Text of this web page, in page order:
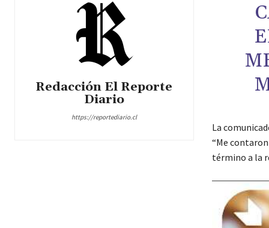
Redacción El Reporte
Diario
https://reportediario.cl
La
“Me
término a la